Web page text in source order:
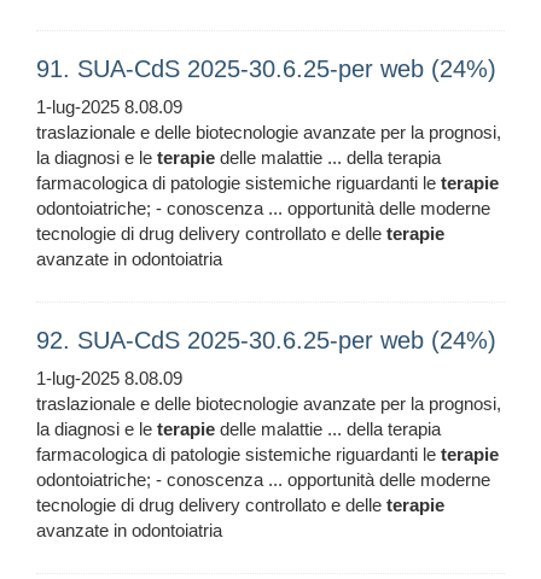
91. SUA-CdS 2025-30.6.25-per web (24%)
1-lug-2025 8.08.09
traslazionale e delle biotecnologie avanzate per la prognosi,
la diagnosi e le terapie delle malattie ... della terapia
farmacologica di patologie sistemiche riguardanti le terapie
odontoiatriche; - conoscenza ... opportunità delle moderne
tecnologie di drug delivery controllato e delle terapie
avanzate in odontoiatria
92. SUA-CdS 2025-30.6.25-per web (24%)
1-lug-2025 8.08.09
traslazionale e delle biotecnologie avanzate per la prognosi,
la diagnosi e le terapie delle malattie ... della terapia
farmacologica di patologie sistemiche riguardanti le terapie
odontoiatriche; - conoscenza ... opportunità delle moderne
tecnologie di drug delivery controllato e delle terapie
avanzate in odontoiatria